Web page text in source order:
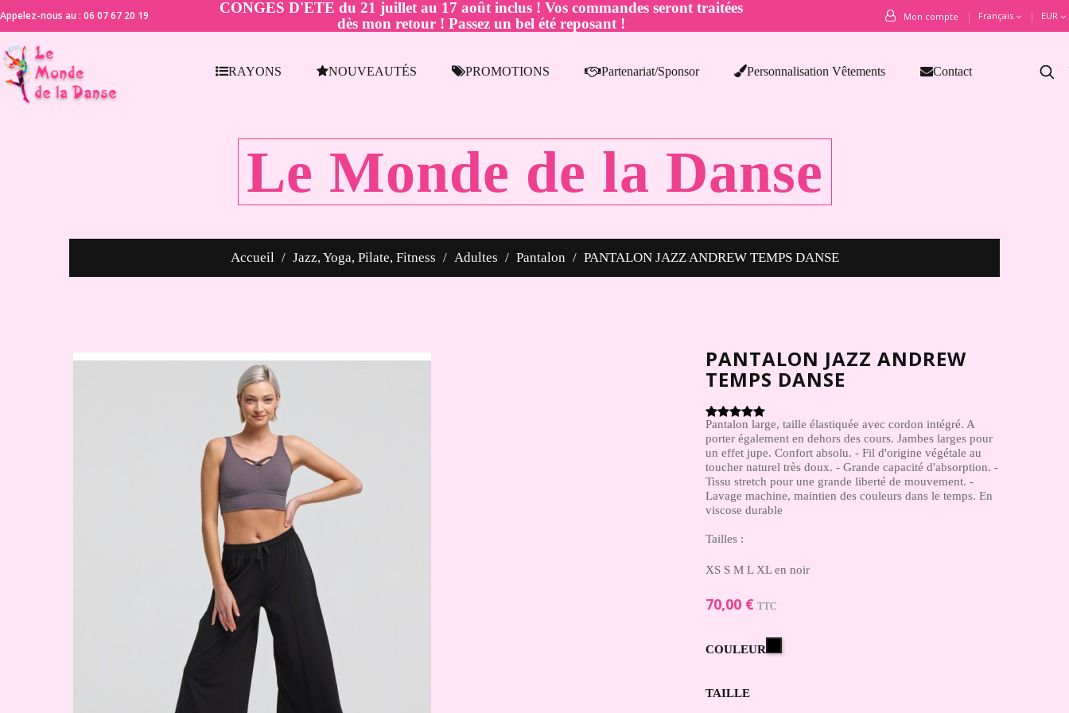
Appelez-nous au : 06 07 67 20 19
CONGES D'ETE du 21 juillet au 17 août inclus ! Vos commandes seront traitées
dès mon retour ! Passez un bel été reposant !
Mon compte Français EUR
RAYONS NOUVEAUTÉS PROMOTIONS Partenariat/Sponsor Personnalisation Vêtements Contact
Le Monde de la Danse
Accueil Jazz, Yoga, Pilate, Fitness Adultes Pantalon PANTALON JAZZ ANDREW TEMPS DANSE
PANTALON JAZZ ANDREW
TEMPS DANSE
Pantalon large, taille élastiquée avec cordon intégré. A
porter également en dehors des cours. Jambes larges pour
un effet jupe. Confort absolu. - Fil d'origine végétale au
toucher naturel très doux. - Grande capacité d'absorption. -
Tissu stretch pour une grande liberté de mouvement. -
Lavage machine, maintien des couleurs dans le temps. En
viscose durable
Tailles :
XS S M L XL en noir
70,00 € TTC
COULEUR
TAILLE